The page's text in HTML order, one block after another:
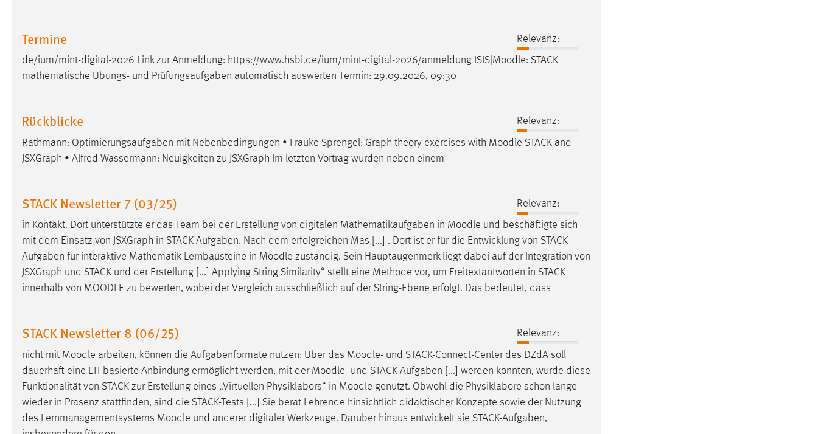
Termine
Relevanz:
de/ium/mint-digital-2026 Link zur Anmeldung: https://www.hsbi.de/ium/mint-digital-2026/anmeldung ISIS| Moodle: STACK –
mathematische Übungs- und Prüfungsaufgaben automatisch auswerten Termin: 29.09.2026, 09:30
Rückblicke
Relevanz:
Rathmann: Optimierungsaufgaben mit Nebenbedingungen • Frauke Sprengel: Graph theory exercises with Moodle STACK and
JSXGraph • Alfred Wassermann: Neuigkeiten zu JSXGraph Im letzten Vortrag wurden neben einem
STACK Newsletter 7 (03/25)
Relevanz:
in Kontakt. Dort unterstützte er das Team bei der Erstellung von digitalen Mathematikaufgaben in Moodle und beschäftigte sich
mit dem Einsatz von JSXGraph in STACK-Aufgaben. Nach dem erfolgreichen Mas [...] . Dort ist er für die Entwicklung von STACK-
Aufgaben für interaktive Mathematik-Lernbausteine in Moodle zuständig. Sein Hauptaugenmerk liegt dabei auf der Integration von
JSXGraph und STACK und der Erstellung [...] Applying String Similarity“ stellt eine Methode vor, um Freitextantworten in STACK
innerhalb von MOODLE zu bewerten, wobei der Vergleich ausschließlich auf der String-Ebene erfolgt. Das bedeutet, dass
STACK Newsletter 8 (06/25)
Relevanz:
nicht mit Moodle arbeiten, können die Aufgabenformate nutzen: Über das Moodle- und STACK-Connect-Center des DZdA soll
dauerhaft eine LTI-basierte Anbindung ermöglicht werden, mit der Moodle- und STACK-Aufgaben [...] werden konnten, wurde diese
Funktionalität von STACK zur Erstellung eines „Virtuellen Physiklabors“ in Moodle genutzt. Obwohl die Physiklabore schon lange
wieder in Präsenz stattfinden, sind die STACK-Tests [...] Sie berät Lehrende hinsichtlich didaktischer Konzepte sowie der Nutzung
des Lernmanagementsystems Moodle und anderer digitaler Werkzeuge. Darüber hinaus entwickelt sie STACK-Aufgaben,
Name:
Zweck:
Das Cookie speichert die gewählte
Sprache der Website.
Chat
Name:
MibewSessionID, MIBEW_UserID,
Zweck:
Wird benötigt um die Chatfunktion
nutzen zu können.
Cookie Laufzeit: MibewSessionID, mibew-chat-frame-
style-5e9dbeb1811c0446 =
Sitzungslaufzeit, mibew_locale = 3
Jahre, MIBEW_UserID = 1 Jahr
Zweck:
Dieser Cookie ist notwendig um sich an
der Website einloggen zu können.
Cookie Laufzeit: 24 Stunden